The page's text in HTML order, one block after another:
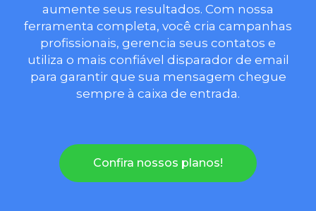
aumente seus resultados. Com nossa
ferramenta completa, você cria campanhas
profissionais, gerencia seus contatos e
utiliza o mais confiável disparador de email
para garantir que sua mensagem chegue
sempre à caixa de entrada.
Confira nossos planos!